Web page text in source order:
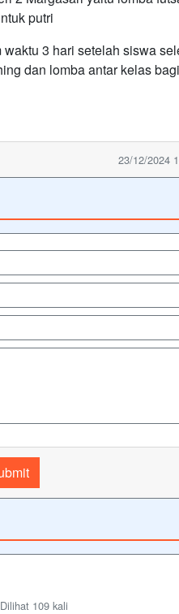
putri
3 hari setelah siswa
dan lomba antar kelas
23/12/2024
109 kali